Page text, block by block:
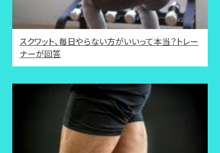
スクワット、毎日やらない方がいいって本当？トレー
ナーが回答